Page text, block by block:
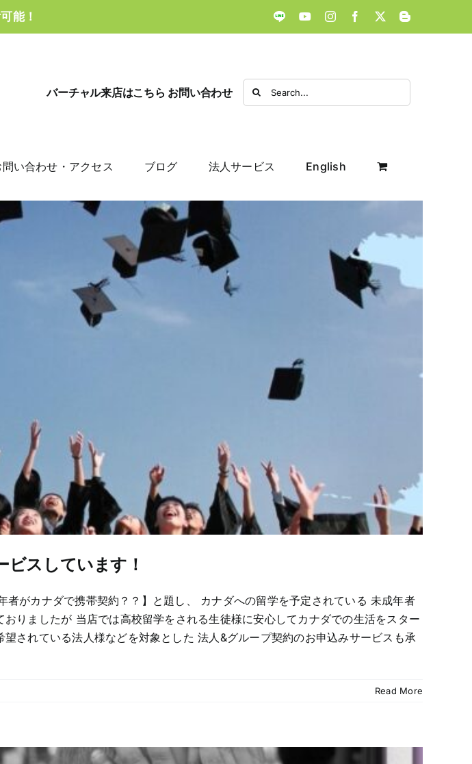
能！ LINE YouTubeInstagramFacebook
X Blogger
バーチャル来店はこちら お問い合わせ
Search
for:
問い合わせ・アクセス ブログ 法人サービス English
ビスしています！
者がカナダで携帯契約？？】と題し、 カナダへの留学を予定されている 未成年者
りましたが 当店では高校留学をされる生徒様に安心してカナダでの生活をスター
されている法人様などを対象とした 法人&グループ契約のお申込みサービスも承
Read More